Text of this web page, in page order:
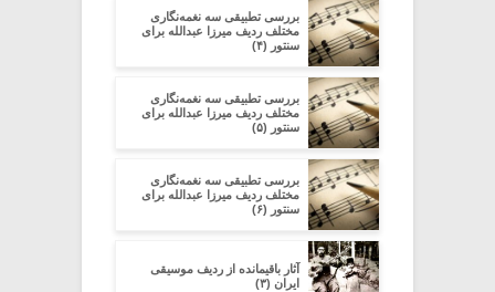
بررسی تطبیقی سه نغمه‌نگاری
مختلف ردیف میرزا عبدالله برای
سنتور (۴)
بررسی تطبیقی سه نغمه‌نگاری
مختلف ردیف میرزا عبدالله برای
سنتور (۵)
بررسی تطبیقی سه نغمه‌نگاری
مختلف ردیف میرزا عبدالله برای
سنتور (۶)
آثار باقیمانده از ردیف موسیقی
ایران (۳)